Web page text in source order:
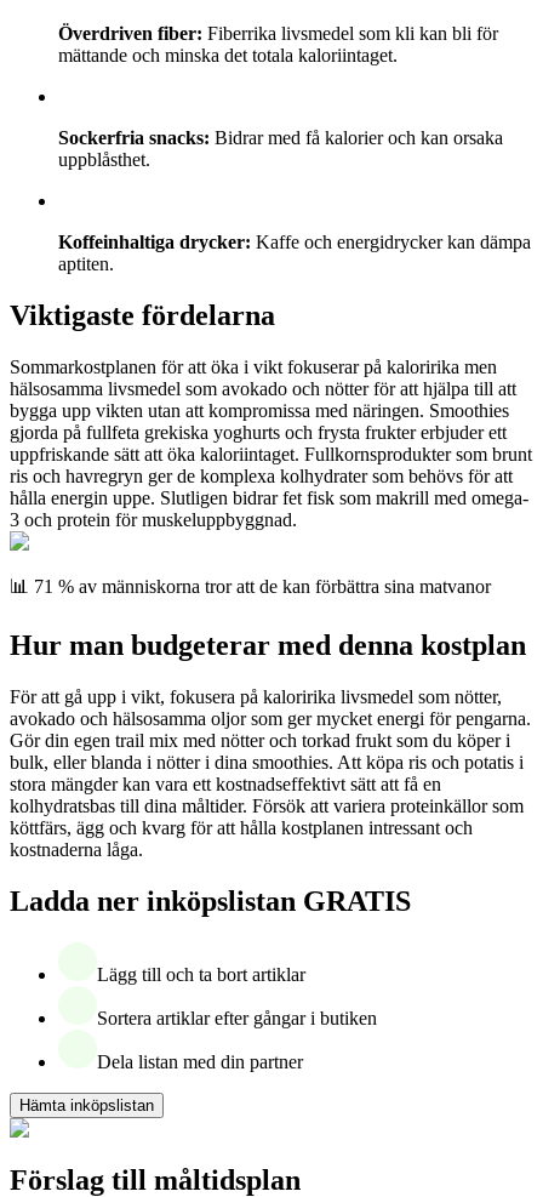
Överdriven fiber: Fiberrika livsmedel som kli kan bli för
mättande och minska det totala kaloriintaget.
Sockerfria snacks: Bidrar med få kalorier och kan orsaka
uppblåsthet.
Koffeinhaltiga drycker: Kaffe och energidrycker kan dämpa
aptiten.
Viktigaste fördelarna
Sommarkostplanen för att öka i vikt fokuserar på kaloririka men
hälsosamma livsmedel som avokado och nötter för att hjälpa till att
bygga upp vikten utan att kompromissa med näringen. Smoothies
gjorda på fullfeta grekiska yoghurts och frysta frukter erbjuder ett
uppfriskande sätt att öka kaloriintaget. Fullkornsprodukter som brunt
ris och havregryn ger de komplexa kolhydrater som behövs för att
hålla energin uppe. Slutligen bidrar fet fisk som makrill med omega-
3 och protein för muskeluppbyggnad.
📊 71 % av människorna tror att de kan förbättra sina matvanor
Hur man budgeterar med denna kostplan
För att gå upp i vikt, fokusera på kaloririka livsmedel som nötter,
avokado och hälsosamma oljor som ger mycket energi för pengarna.
Gör din egen trail mix med nötter och torkad frukt som du köper i
bulk, eller blanda i nötter i dina smoothies. Att köpa ris och potatis i
stora mängder kan vara ett kostnadseffektivt sätt att få en
kolhydratsbas till dina måltider. Försök att variera proteinkällor som
köttfärs, ägg och kvarg för att hålla kostplanen intressant och
kostnaderna låga.
Ladda ner inköpslistan GRATIS
Lägg till och ta bort artiklar
Sortera artiklar efter gångar i butiken
Dela listan med din partner
Hämta inköpslistan
Förslag till måltidsplan